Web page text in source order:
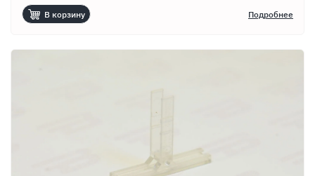
В корзину Подробнее